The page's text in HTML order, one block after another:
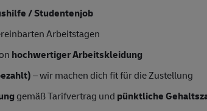
/ Studentenjob
Arbeitstagen
hochwertiger Arbeitskleidung
– wir machen dich fit für die Zustellung
gemäß Tarifvertrag und pünktliche